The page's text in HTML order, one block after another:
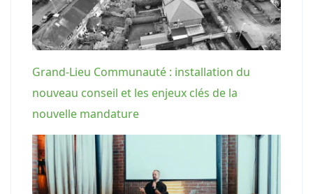
Grand-Lieu Communauté : installation du
nouveau conseil et les enjeux clés de la
nouvelle mandature